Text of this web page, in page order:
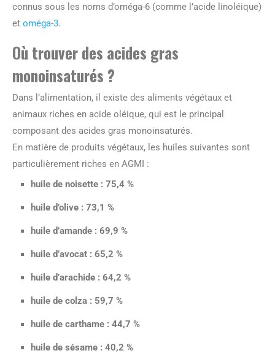
connus sous les noms d’oméga-6 (comme l’acide linoléique)
et oméga-3.
Où trouver des acides gras
monoinsaturés ?
Dans l’alimentation, il existe des aliments végétaux et
animaux riches en acide oléique, qui est le principal
composant des acides gras monoinsaturés.
En matière de produits végétaux, les huiles suivantes sont
particulièrement riches en AGMI :
huile de noisette : 75,4 %
huile d’olive : 73,1 %
huile d’amande : 69,9 %
huile d’avocat : 65,2 %
huile d’arachide : 64,2 %
huile de colza : 59,7 %
huile de carthame : 44,7 %
huile de sésame : 40,2 %